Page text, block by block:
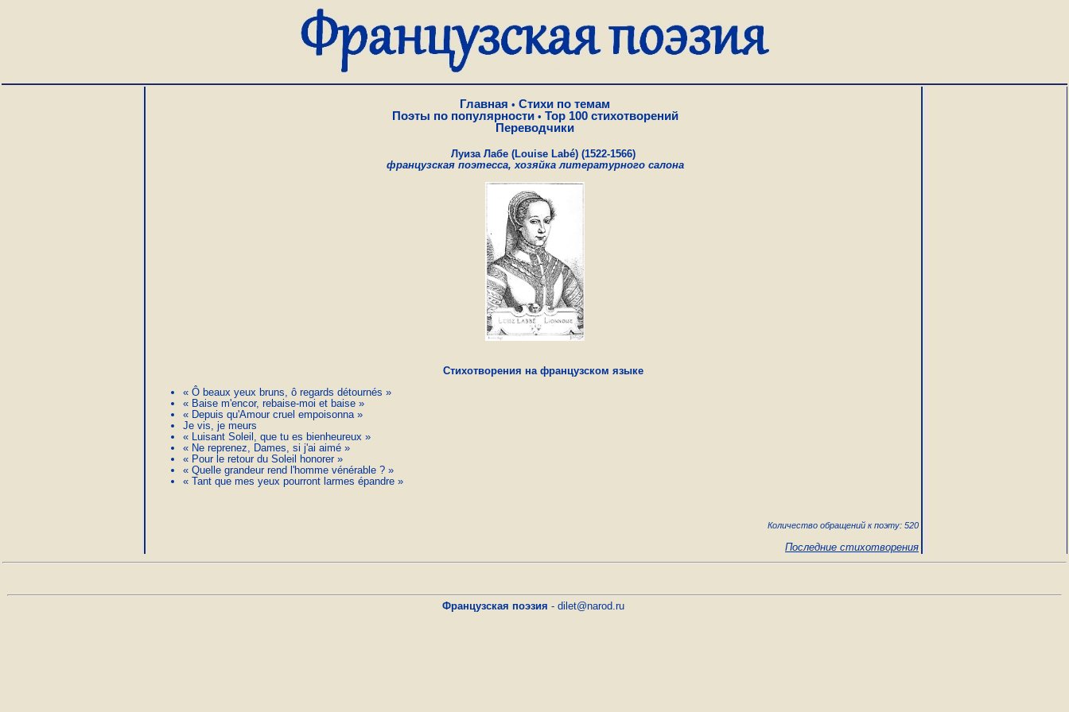
Главная • Стихи по темам
Поэты по популярности• Top 100 стихотворений
Переводчики
Луиза Лабе (Louise Labé) (1522-1566)
французская поэтесса, хозяйка литературного салона
Стихотворения на французском языке
« Ô beaux yeux bruns, ô regards détournés »
« Baise m'encor, rebaise-moi et baise »
« Depuis qu'Amour cruel empoisonna »
Je vis, je meurs
« Luisant Soleil, que tu es bienheureux »
« Ne reprenez, Dames, si j'ai aimé »
« Pour le retour du Soleil honorer »
« Quelle grandeur rend l'homme vénérable ? »
« Tant que mes yeux pourront larmes épandre »
Количество обращений к поэту: 520
Последние стихотворения
Французская поэзия - dilet@narod.ru